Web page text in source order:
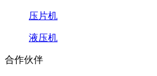
压片机
液压机
合作伙伴